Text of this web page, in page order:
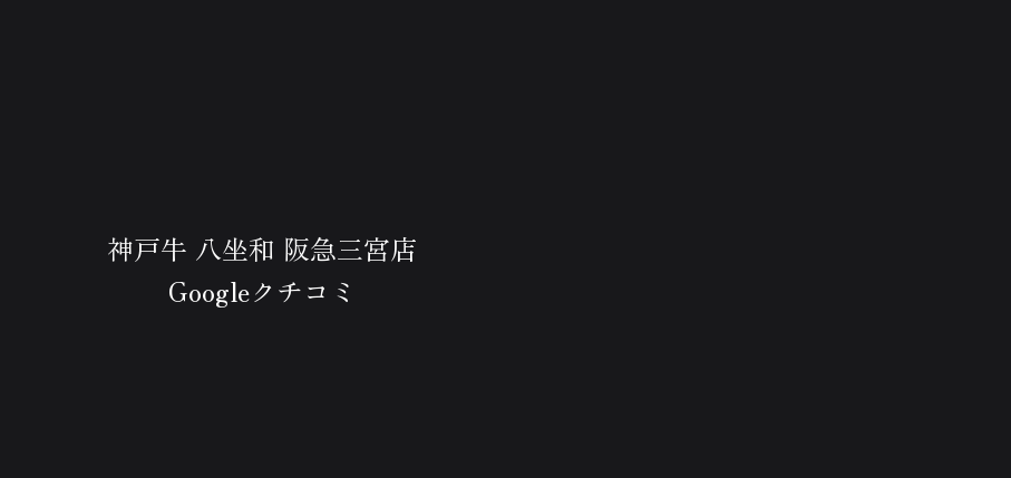
神戸牛 八坐和 阪急三宮店
Googleクチコミ